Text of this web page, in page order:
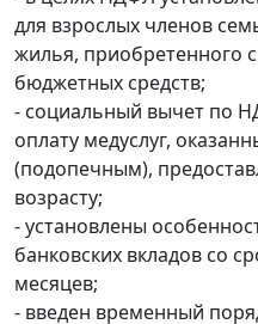
для взрослых членов
жилья, приобретенного
бюджетных средств;
- социальный вычет по
оплату медуслуг,
(подопечным),
возрасту;
- установлены
банковских вкладов со
месяцев;
- введен временный